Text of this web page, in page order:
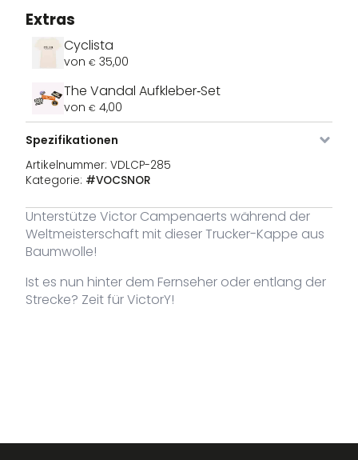
Extras
Cyclista
von € 35,00
The Vandal Aufkleber‑Set
von € 4,00
Spezifikationen
Artikelnummer: VDLCP-285
Kategorie: #VOCSNOR
Unterstütze Victor Campenaerts während der
Weltmeisterschaft mit dieser Trucker-Kappe aus
Baumwolle!
Ist es nun hinter dem Fernseher oder entlang der
Strecke? Zeit für VictorY!
Bild
Artikel
Farbe
VDLCP-
285-DG
Dunkelgrau
Nicht
€ 20,00
VDLCP-
285-NA
Marine
Nicht
€ 20,00